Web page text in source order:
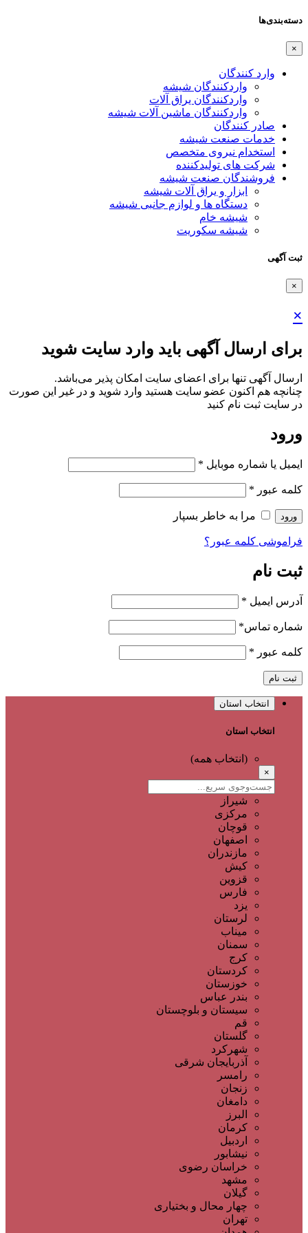
دسته‌بندی‌ها
×
وارد کنندگان
واردکنندگان شیشه
واردکنندگان یراق آلات
واردکنندگان ماشین آلات شیشه
صادر کنندگان
خدمات صنعت شیشه
استخدام نیروی متخصص
شرکت های تولیدکننده
فروشندگان صنعت شیشه
ابزار و یراق آلات شیشه
دستگاه ها و لوازم جانبی شیشه
شیشه خام
شیشه سکوریت
ثبت آگهی
×
×
برای ارسال آگهی باید وارد سایت شوید
ارسال آگهی تنها برای اعضای سایت امکان پذیر می‌باشد.
چنانچه هم‌ اکنون عضو سایت هستید وارد شوید و در غیر این صورت
در سایت ثبت نام کنید
ورود
ایمیل یا شماره موبایل *
کلمه عبور *
ورود مرا به خاطر بسپار
فراموشی کلمه عبور؟
ثبت نام
آدرس ایمیل *
شماره تماس*
کلمه عبور *
ثبت نام
انتخاب استان
انتخاب استان
(انتخاب همه)
×
شیراز
مرکزی
قوچان
اصفهان
مازندران
کیش
قزوین
فارس
یزد
لرستان
میناب
سمنان
کرج
کردستان
خوزستان
بندر عباس
سیستان و بلوچستان
قم
گلستان
شهرکرد
آذربایجان شرقی
رامسر
زنجان
دامغان
البرز
کرمان
اردبیل
نیشابور
خراسان رضوی
مشهد
گیلان
چهار محال و بختیاری
تهران